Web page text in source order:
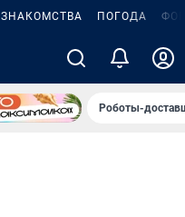
ЗНАКОМСТВА ПОГОДА
Роботы-